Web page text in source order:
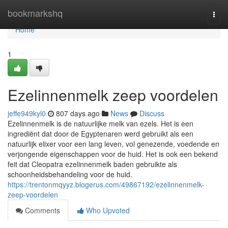
bookmarkshq
Home
Home
1
Ezelinnenmelk zeep voordelen
jeffe949kyl0 807 days ago News
Discuss
Ezelinnenmelk is de natuurlijke melk van ezels. Het is een
ingrediënt dat door de Egyptenaren werd gebruikt als een
natuurlijk elixer voor een lang leven, vol genezende, voedende en
verjongende eigenschappen voor de huid. Het is ook een bekend
feit dat Cleopatra ezelinnenmelk baden gebruikte als
schoonheidsbehandeling voor de huid.
https://trentonmqyyz.blogerus.com/49867192/ezelinnenmelk-
zeep-voordelen
Comments
Who Upvoted